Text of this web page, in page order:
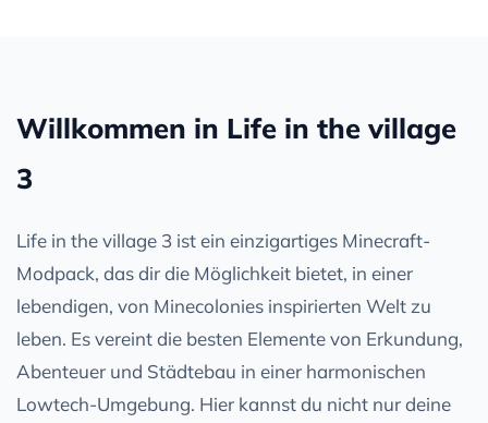
Willkommen in Life in the village
3
Life in the village 3 ist ein einzigartiges Minecraft-
Modpack, das dir die Möglichkeit bietet, in einer
lebendigen, von Minecolonies inspirierten Welt zu
leben. Es vereint die besten Elemente von Erkundung,
Abenteuer und Städtebau in einer harmonischen
Lowtech-Umgebung. Hier kannst du nicht nur deine